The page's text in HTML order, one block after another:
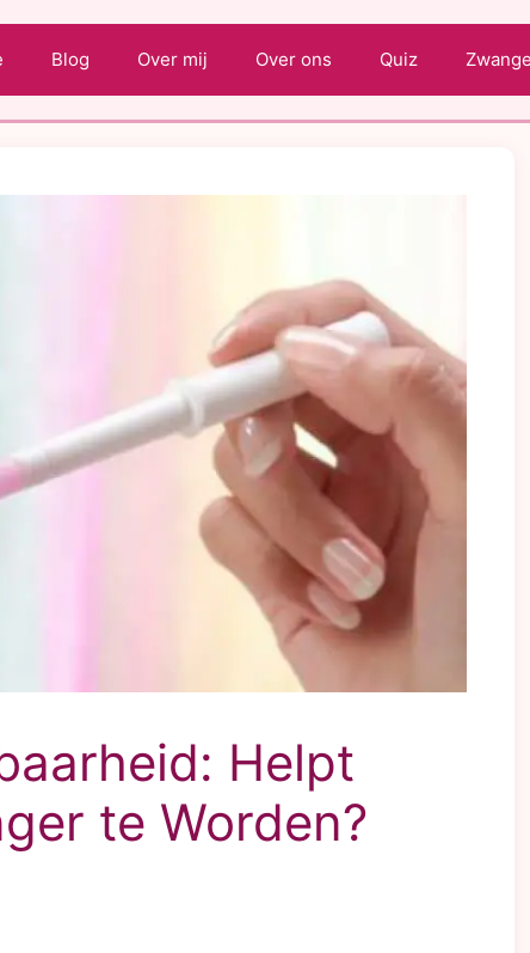
Blog Over mij Over ons Quiz
Helpt
te Worden?